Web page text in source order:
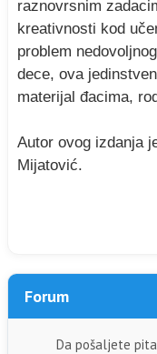
raznovrsnim
kreativnosti kod
problem
dece, ova
materijal đacima,
Autor ovog izdanja
Mijatović.
Forum
Da pošaljete